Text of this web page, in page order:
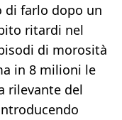
di farlo dopo un
ritardi nel
di morosità
in 8 milioni le
rilevante del